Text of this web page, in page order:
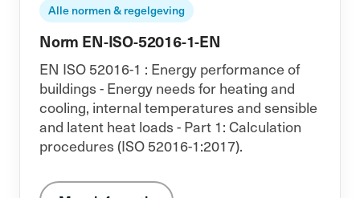
Alle normen & regelgeving
Norm EN-ISO-52016-1-EN
EN ISO 52016-1 : Energy performance of
buildings - Energy needs for heating and
cooling, internal temperatures and sensible
and latent heat loads - Part 1: Calculation
procedures (ISO 52016-1:2017).